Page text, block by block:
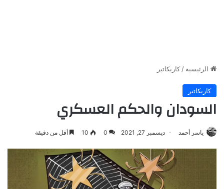
الرئيسية / كاريكاتير
كاريكاتير
السودان والحكم العسكري
ياسر أحمد ديسمبر 27, 2021 0
10 أقل من دقيقة